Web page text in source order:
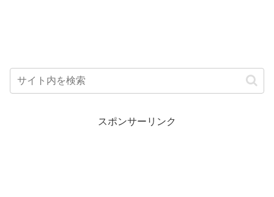
スポンサーリンク